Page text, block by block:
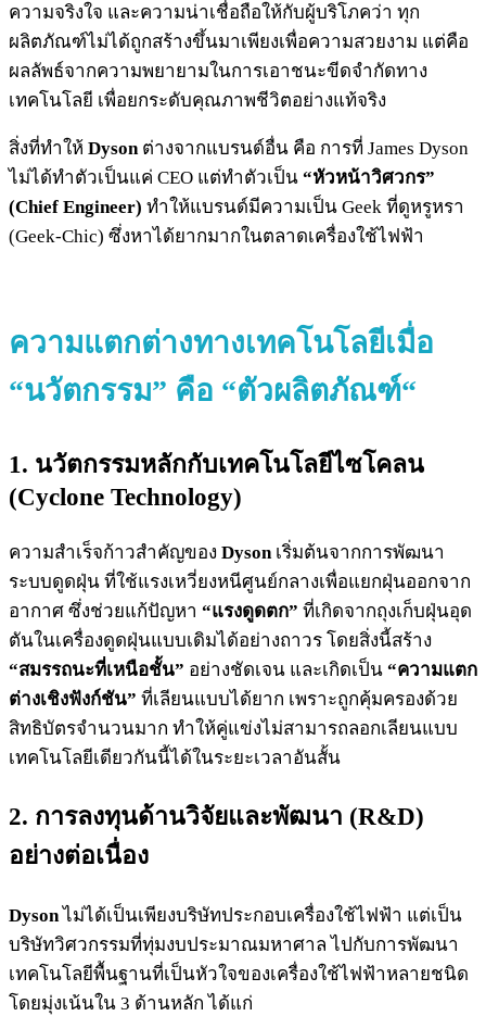
ความจริงใจ และความน่าเชื่อถือให้กับผู้บริโภคว่า ทุก
ผลิตภัณฑ์ไม่ได้ถูกสร้างขึ้นมาเพียงเพื่อความสวยงาม แต่คือ
ผลลัพธ์จากความพยายามในการเอาชนะขีดจำกัดทาง
เทคโนโลยี เพื่อยกระดับคุณภาพชีวิตอย่างแท้จริง
สิ่งที่ทำให้ Dysonต่างจากแบรนด์อื่น คือ การที่ James Dyson
ไม่ได้ทำตัวเป็นแค่ CEO แต่ทำตัวเป็น “หัวหน้าวิศวกร”
(Chief Engineer) ทำให้แบรนด์มีความเป็น Geek ที่ดูหรูหรา
(Geek-Chic) ซึ่งหาได้ยากมากในตลาดเครื่องใช้ไฟฟ้า
ความแตกต่างทางเทคโนโลยีเมื่อ
“นวัตกรรม” คือ “ตัวผลิตภัณฑ์“
1. นวัตกรรมหลักกับเทคโนโลยีไซโคลน
(Cyclone Technology)
ความสำเร็จก้าวสำคัญของ Dysonเริ่มต้นจากการพัฒนา
ระบบดูดฝุ่น ที่ใช้แรงเหวี่ยงหนีศูนย์กลางเพื่อแยกฝุ่นออกจาก
อากาศ ซึ่งช่วยแก้ปัญหา “แรงดูดตก” ที่เกิดจากถุงเก็บฝุ่นอุด
ตันในเครื่องดูดฝุ่นแบบเดิมได้อย่างถาวร โดยสิ่งนี้สร้าง
“สมรรถนะที่เหนือชั้น” อย่างชัดเจน และเกิดเป็น “ความแตก
ต่างเชิงฟังก์ชัน” ที่เลียนแบบได้ยาก เพราะถูกคุ้มครองด้วย
สิทธิบัตรจำนวนมาก ทำให้คู่แข่งไม่สามารถลอกเลียนแบบ
เทคโนโลยีเดียวกันนี้ได้ในระยะเวลาอันสั้น
2. การลงทุนด้านวิจัยและพัฒนา (R&D)
อย่างต่อเนื่อง
Dysonไม่ได้เป็นเพียงบริษัทประกอบเครื่องใช้ไฟฟ้า แต่เป็น
บริษัทวิศวกรรมที่ทุ่มงบประมาณมหาศาล ไปกับการพัฒนา
เทคโนโลยีพื้นฐานที่เป็นหัวใจของเครื่องใช้ไฟฟ้าหลายชนิด
โดยมุ่งเน้นใน 3 ด้านหลัก ได้แก่